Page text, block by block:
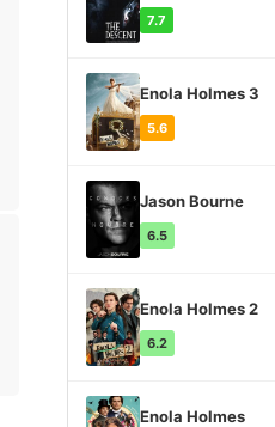
7.7
Enola Holmes 3
5.6
Jason Bourne
6.5
Enola Holmes 2
6.2
Enola Holmes